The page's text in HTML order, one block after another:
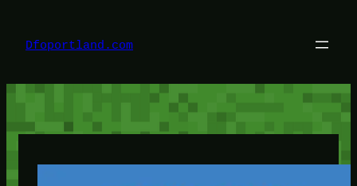
konten
Dfoportland.com